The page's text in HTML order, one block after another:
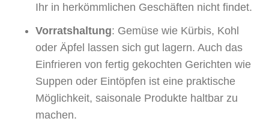
Ihr in herkömmlichen Geschäften nicht findet.
Vorratshaltung: Gemüse wie Kürbis, Kohl
oder Äpfel lassen sich gut lagern. Auch das
Einfrieren von fertig gekochten Gerichten wie
Suppen oder Eintöpfen ist eine praktische
Möglichkeit, saisonale Produkte haltbar zu
machen.